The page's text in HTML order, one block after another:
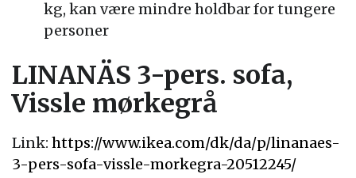
kg, kan være mindre holdbar for tungere
personer
LINANÄS 3-pers. sofa,
Vissle mørkegrå
Link: https://www.ikea.com/dk/da/p/linanaes-
3-pers-sofa-vissle-morkegra-20512245/